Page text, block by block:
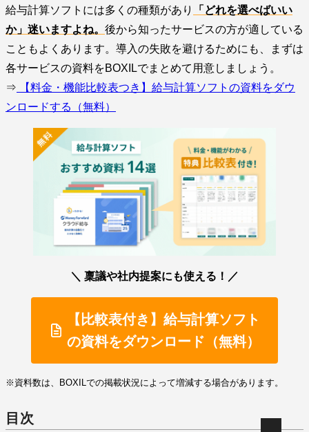
給与計算ソフトには多くの種類があり
「どれを選べばいい
か」迷いますよね。 後から知ったサービスの方が適している
こともよくあります。導入の失敗を避けるためにも、まずは
各サービスの資料をBOXILでまとめて用意しましょう。
⇒ 【料金・機能比較表つき】給与計算ソフトの資料をダウ
ンロードする（無料）
＼ 稟議や社内提案にも使える！／
【比較表付き】給与計算ソフト
の資料をダウンロード（無料）
※資料数は、BOXILでの掲載状況によって増減する場合があります。
目次